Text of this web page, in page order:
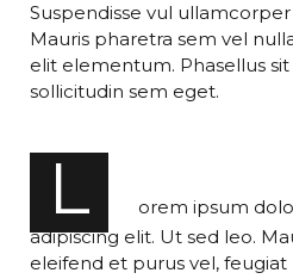
Suspendisse vul
Mauris pharetra sem vel
elit elementum. Phasellus
sollicitudin sem eget.
L
orem ipsum
adipiscing elit. Ut sed leo.
eleifend et purus vel, feugiat